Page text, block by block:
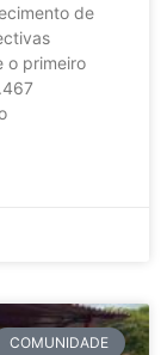
de
o primeiro
COMUNIDADE